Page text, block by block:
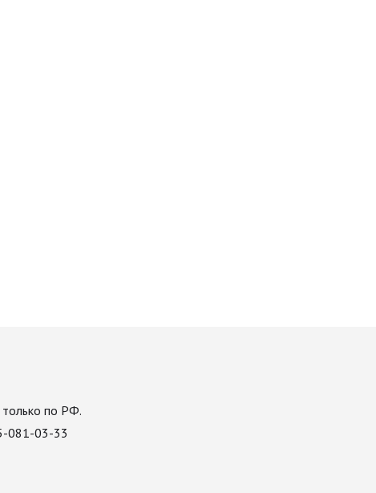
только по РФ.
081-03-33